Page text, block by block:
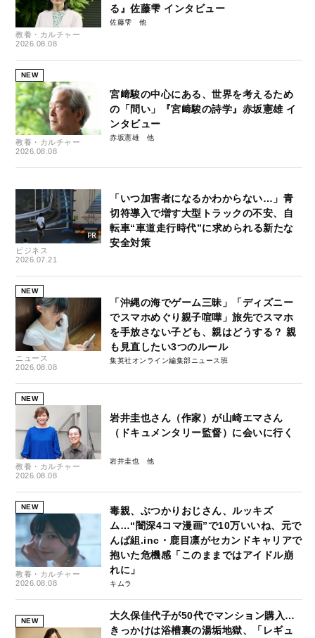
教養・カルチャー
2026.08.08
る』佐藤雫 インタビュー
佐藤雫
NEW
教養・カルチャー
2026.08.08
宮﨑駿の中心にある、世界を考えるため
の「問い」『宮﨑駿の詩学』赤坂憲雄 イ
ンタビュー
赤坂憲雄
ビジネス
2026.07.21
「いつ加害者になるかわからない…」青
切符導入で増す大型トラックの不安、自
転車“車道走行時代”に求められる新たな
安全対策
NEW
ニュース
2026.08.08
「沖縄の海でゲーム三昧」「ディズニー
でスマホめぐり親子喧嘩」旅先でスマホ
を手放さない子ども、親はどうする？ 親
も見直したい3つのルール
集英社オンライン編集部ニュース班
NEW
教養・カルチャー
2026.08.08
岩井圭也さん（作家）が山崎エマさん
（ドキュメンタリー監督）に会いに行く
岩井圭也
NEW
教養・カルチャー
2026.08.08
毒親、ぶつかりおじさん、ルッキズ
ム…“闇深4コマ漫画”で10万いいね、元で
んぱ組.inc・鹿目凛がセカンドキャリアで
抱いた危機感「このままではアイドル崩
れに」
キムラ
NEW
大久保佳代子が50代でマンション購入…
きっかけは浴槽裏の湯垢地獄、「レギュ